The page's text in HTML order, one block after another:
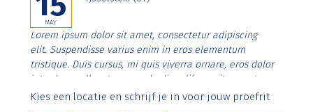
MAY
Lorem ipsum dolor sit amet, consectetur adipiscing
elit. Suspendisse varius enim in eros elementum
tristique. Duis cursus, mi quis viverra ornare, eros dolor
interdum nulla, ut commodo diam libero vitae erat.
Aenean faucibus nibh et justo cursus id rutrum lorem
Kies een locatie en schrijf je in voor jouw proefrit